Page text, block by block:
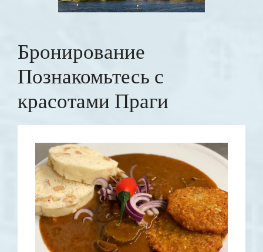
Бронирование
Познакомьтесь с
красотами Праги